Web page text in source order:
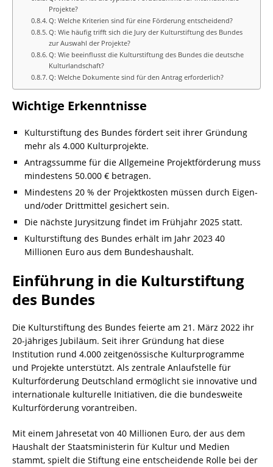
Projekte?
Q: Welche Kriterien sind für eine Förderung entscheidend?
Q: Wie häufig trifft sich die Jury der Kulturstiftung des Bundes
zur Auswahl der Projekte?
Q: Wie beeinflusst die Kulturstiftung des Bundes die deutsche
Kulturlandschaft?
Q: Welche Dokumente sind für den Antrag erforderlich?
Wichtige Erkenntnisse
Kulturstiftung des Bundes fördert seit ihrer Gründung
mehr als 4.000 Kulturprojekte.
Antragssumme für die Allgemeine Projektförderung muss
mindestens 50.000 € betragen.
Mindestens 20 % der Projektkosten müssen durch Eigen-
und/oder Drittmittel gesichert sein.
Die nächste Jurysitzung findet im Frühjahr 2025 statt.
Kulturstiftung des Bundes erhält im Jahr 2023 40
Millionen Euro aus dem Bundeshaushalt.
Einführung in die Kulturstiftung
des Bundes
Die Kulturstiftung des Bundes feierte am 21. März 2022 ihr
20-jähriges Jubiläum. Seit ihrer Gründung hat diese
Institution rund 4.000 zeitgenössische Kulturprogramme
und Projekte unterstützt. Als zentrale Anlaufstelle für
Kulturförderung Deutschland ermöglicht sie innovative und
internationale kulturelle Initiativen, die die bundesweite
Kulturförderung vorantreiben.
Mit einem Jahresetat von 40 Millionen Euro, der aus dem
Haushalt der Staatsministerin für Kultur und Medien
stammt, spielt die Stiftung eine entscheidende Rolle bei der